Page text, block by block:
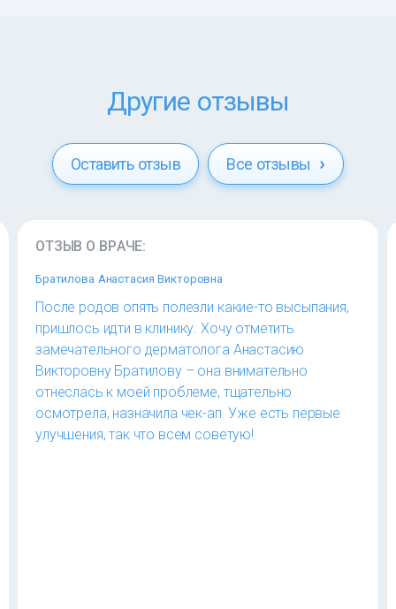
Другие отзывы
Оставить отзыв Все отзывы
ОТЗЫВ О ВРАЧЕ:
Братилова Анастасия Викторовна
После родов опять полезли какие-то высыпания,
пришлось идти в клинику. Хочу отметить
замечательного дерматолога Анастасию
Викторовну Братилову – она внимательно
отнеслась к моей проблеме, тщательно
осмотрела, назначила чек-ап. Уже есть первые
улучшения, так что всем советую!